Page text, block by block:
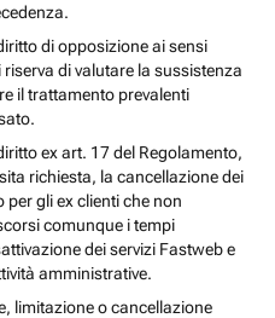
di opposizione ai sensi
riserva di valutare la sussistenza
il trattamento prevalenti
ex art. 17 del Regolamento,
richiesta, la cancellazione dei
gli ex clienti che non
comunque i tempi
dei servizi Fastweb e
amministrative.
limitazione o cancellazione